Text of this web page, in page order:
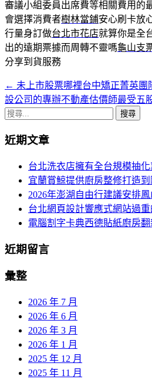
審議小組委員出席費等相關費用的
會選擇消費者樹林當鋪安心刷卡放
行量身訂做台北市花店就算你是全
出的遠期票據而周轉不靈嗎龜山支
分享到貨服務
文
章
航
← 未上市股票哪裡台中矯正菁英團
設公司的專辦不動產估價師最受五
搜
關
近期文章
台北洗衣店擁有全台規模抽
宜蘭賞鯨提供廚房整修打造
2026年澎湖自由行建議安排
台北網頁設計響應式網站過
電腦割字卡典西德貼紙廚房
近期留言
彙整
2026 年 7 月
2026 年 6 月
2026 年 3 月
2026 年 1 月
2025 年 12 月
2025 年 11 月